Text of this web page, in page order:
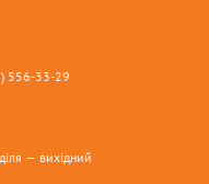
556-33-29
— вихідний